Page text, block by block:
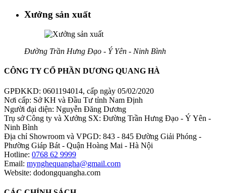
Xưởng sản xuất
Đường Trần Hưng Đạo - Ý Yên - Ninh Bình
CÔNG TY CỔ PHẦN DƯƠNG QUANG HÀ
GPĐKKD: 0601194014, cấp ngày 05/02/2020
Nơi cấp: Sở KH và Đầu Tư tỉnh Nam Định
Người đại diện: Nguyễn Đăng Dương
Trụ sở Công ty và Xưởng SX: Đường Trần Hưng Đạo - Ý Yên -
Ninh Bình
Địa chỉ Showroom và VPGD: 843 - 845 Đường Giải Phóng -
Phường Giáp Bát - Quận Hoàng Mai - Hà Nội
Hotline: 0768 62 9999
Email: mynghequangha@gmail.com
Website: dodongquangha.com